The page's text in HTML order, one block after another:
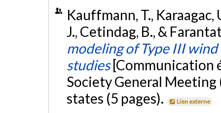
Kauffmann, T., Karaagac,
J., Cetindag, B., &
modeling of Type III
studies [Communication
Society General Meeting
states (5 pages).
Lien externe